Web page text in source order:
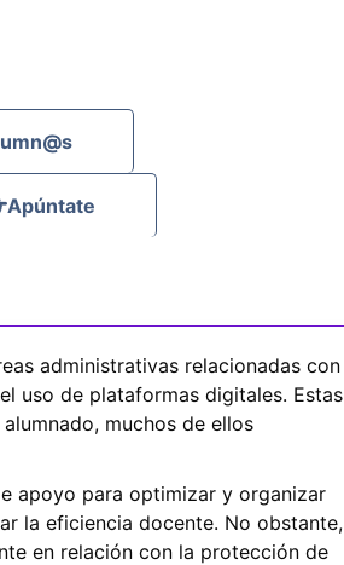
Apúntate
administrativas relacionadas con
uso de plataformas digitales. Estas
muchos de ellos
apoyo para optimizar y organizar
la eficiencia docente. No obstante,
en relación con la protección de